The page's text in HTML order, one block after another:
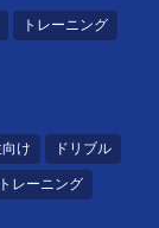
トレーニング
け ドリブル
トレーニング